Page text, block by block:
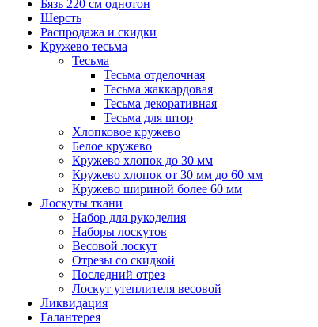
Бязь 220 см однотон
Шерсть
Распродажа и скидки
Кружево тесьма
Тесьма
Тесьма отделочная
Тесьма жаккардовая
Тесьма декоративная
Тесьма для штор
Хлопковое кружево
Белое кружево
Кружево хлопок до 30 мм
Кружево хлопок от 30 мм до 60 мм
Кружево шириной более 60 мм
Лоскуты ткани
Набор для рукоделия
Наборы лоскутов
Весовой лоскут
Отрезы со скидкой
Последний отрез
Лоскут утеплителя весовой
Ликвидация
Галантерея